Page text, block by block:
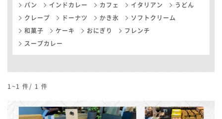
パン インドカレー カフェ イタリアン うどん
クレープ ドーナツ かき氷 ソフトクリーム
和菓子 ケーキ おにぎり フレンチ
スープカレー
1~1 件/ 1 件